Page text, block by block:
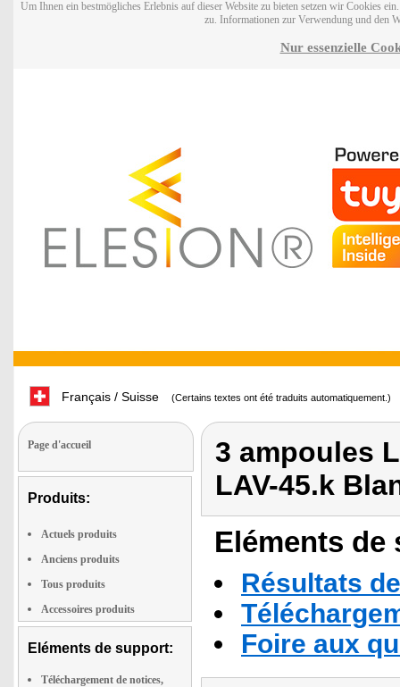
Um Ihnen ein bestmögliches Erlebnis auf dieser Website zu bieten setzen wir Cookies
zu. Informationen zur Verwendung und den
Nur essenzielle
Français / Suisse (Certains textes ont été traduits automatiquement.)
Page d'accueil
Produits:
Actuels produits
Anciens produits
Tous produits
Accessoires produits
Eléments de support:
Téléchargement de notices,
3 ampoules
LAV-45.k
Eléments
Résultats
Foire aux